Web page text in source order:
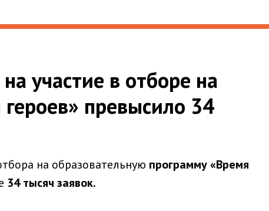
участие в отборе на
превысило 34
на образовательную программу «Время
34 тысяч заявок.